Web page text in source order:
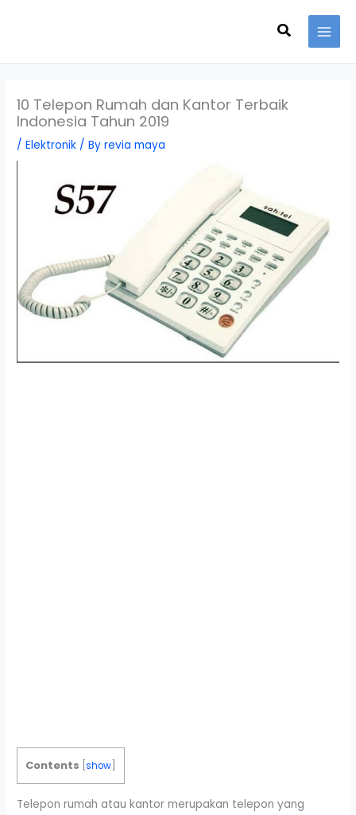
Search
10 Telepon Rumah dan Kantor Terbaik
Indonesia Tahun 2019
/Elektronik / Byrevia maya
Contents [show
Telepon rumah atau kantor merupakan telepon yang